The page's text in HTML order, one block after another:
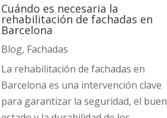
Cuándo es necesaria la
rehabilitación de fachadas en
Barcelona
Blog, Fachadas
La rehabilitación de fachadas en
Barcelona es una intervención clave
para garantizar la seguridad, el buen